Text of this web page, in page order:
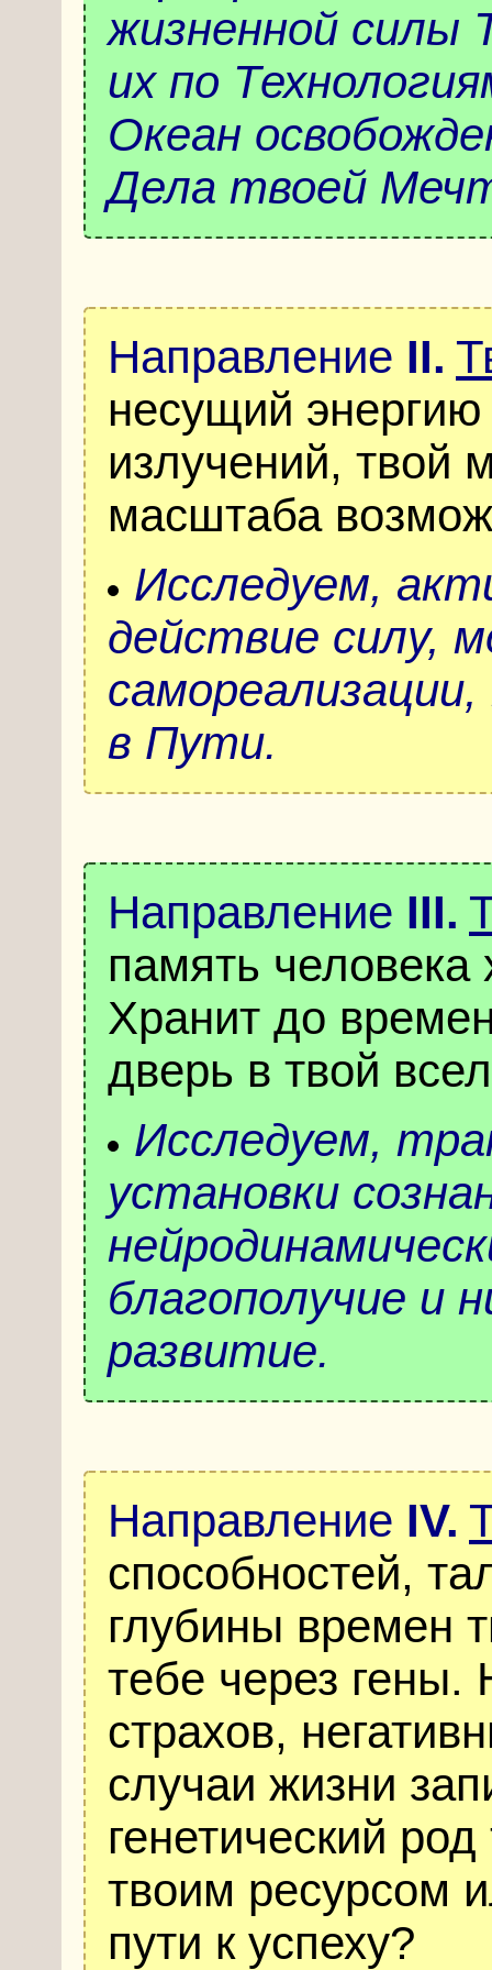
жизненной силы
их по
Океан
Дела твоей
Направление II.
несущий
излучений, твой
масштаба
Исследуем,
действие силу,
в Пути.
Направление III.
память человека
Хранит до
дверь в твой
Исследуем,
установки
благополучие и
развитие.
Направление IV.
способностей,
глубины времен
тебе через
страхов,
случаи жизни
генетический
твоим ресурсом
пути к успеху?